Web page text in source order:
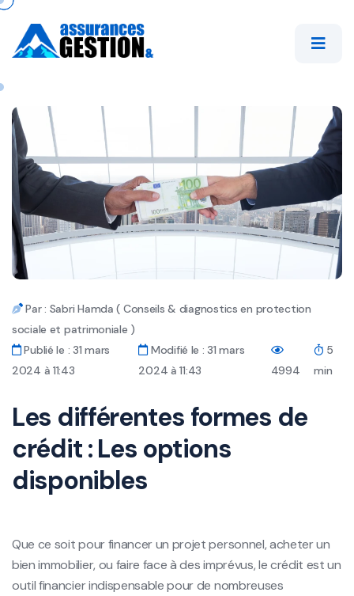
Par : Sabri Hamda ( Conseils & diagnostics en protection
sociale et patrimoniale )
Publié le : 31 mars
2024 à 11:43
Modifié le : 31 mars
2024 à 11:43
4994
5
min
Les différentes formes de
crédit : Les options
disponibles
Que ce soit pour financer un projet personnel, acheter un
bien immobilier, ou faire face à des imprévus, le crédit est un
outil financier indispensable pour de nombreuses